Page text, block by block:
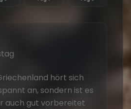
hört sich
an, sondern ist es
auch gut vorbereitet